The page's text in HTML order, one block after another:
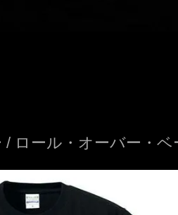
ロール・オーバー・ベ